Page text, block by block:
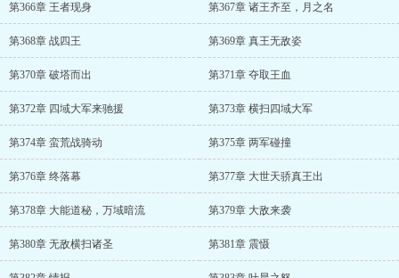
第366章 王者现身 第367章 诸王齐至，月之名
第368章 战四王 第369章 真王无敌姿
第370章 破塔而出 第371章 夺取王血
第372章 四域大军来驰援 第373章 横扫四域大军
第374章 蛮荒战骑动 第375章 两军碰撞
第376章 终落幕 第377章 大世天骄真王出
第378章 大能道秘，万域暗流 第379章 大敌来袭
第380章 无敌横扫诸圣 第381章 震慑